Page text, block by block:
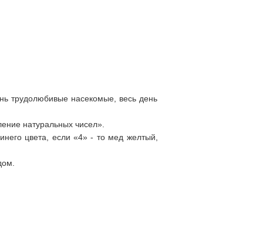
трудолюбивые насекомые, весь день
натуральных чисел».
цвета, если «4» - то мед желтый,